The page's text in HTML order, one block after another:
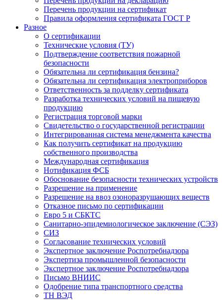
Перечень продукции на сертификат
Правила оформления сертификата ГОСТ Р
Разное
О сертификации
Технические условия (ТУ)
Подтверждение соответствия пожарной
безопасности
Обязательна ли сертификация бензина?
Обязательна ли сертификация электроприборов
Ответственность за подделку сертификата
Разработка технических условий на пищевую
продукцию
Регистрация торговой марки
Свидетельство о государственной регистрации
Интегрированная система менеджмента качества
Как получить сертификат на продукцию
собственного производства
Международная сертификация
Нотификация ФСБ
Обоснование безопасности технических устройств
Разрешение на применение
Разрешение на ввоз озоноразрушающих веществ
Отказное письмо по сертификации
Евро 5 и СБКТС
Санитарно-эпидемиологическое заключение (СЭЗ)
СИЗ
Согласование технических условий
Экспертное заключение Роспотребнадзора
Экспертиза промышленной безопасности
Экспертное заключение Роспотребнадзора
Письмо ВНИИС
Одобрение типа транспортного средства
ТН ВЭД